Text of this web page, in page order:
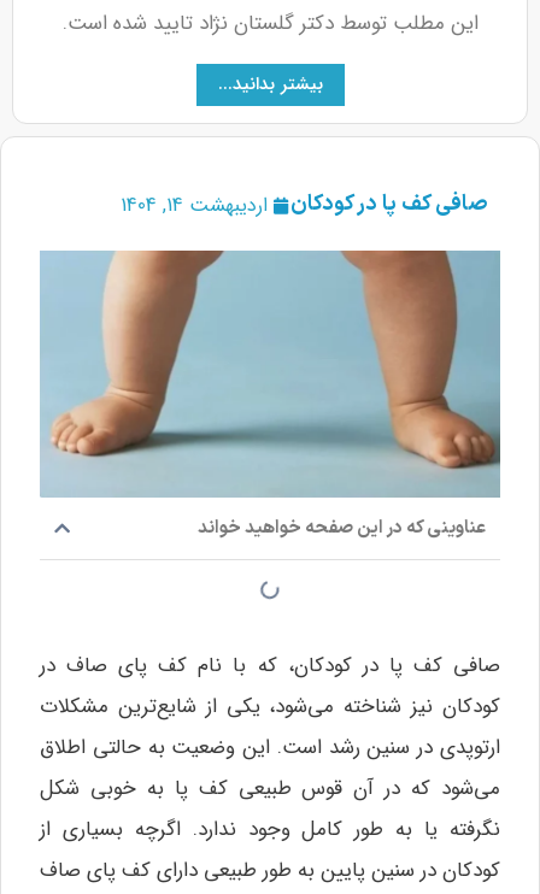
صافی کف پا در کودکان اردیبهشت 14, 1404
عناوینی که در این صفحه خواهید خواند
صافی کف پا در کودکان، که با نام کف پای صاف در
کودکان نیز شناخته می‌شود، یکی از شایع‌ترین مشکلات
ارتوپدی در سنین رشد است. این وضعیت به حالتی اطلاق
می‌شود که در آن قوس طبیعی کف پا به خوبی شکل
نگرفته یا به طور کامل وجود ندارد. اگرچه بسیاری از
کودکان در سنین پایین به طور طبیعی دارای کف پای صاف
این مطلب توسط دکتر گلستان نژاد تایید شده است.
بیشتر بدانید...